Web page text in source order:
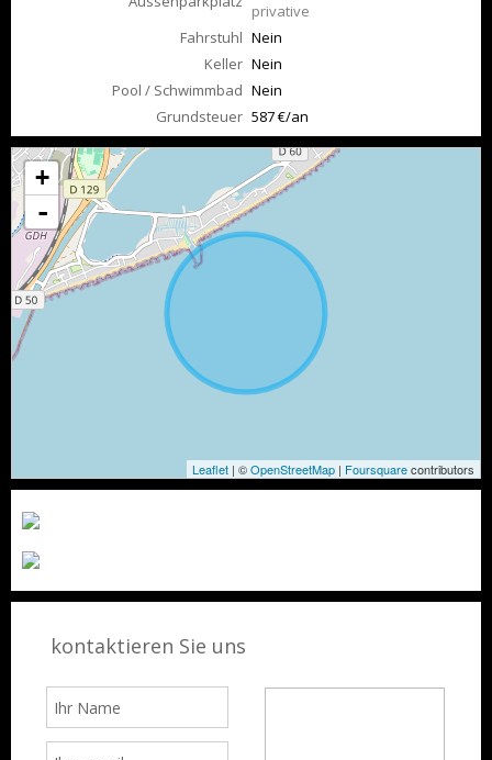
privative
Fahrstuhl Nein
Keller Nein
Pool / Schwimmbad Nein
Grundsteuer 587 €/an
+
-
Leaflet | ©OpenStreetMap | Foursquarecontributors
kontaktieren Sie uns